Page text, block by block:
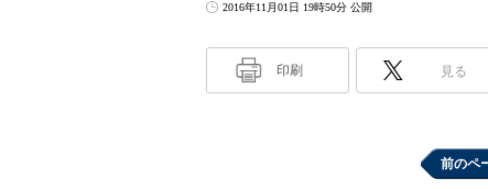
2016年11月01日 19時50分 公開
印刷 見る
前のペ